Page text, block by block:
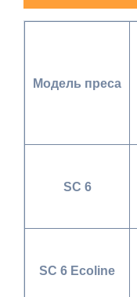
Модель преса
SC 6
SC 6 Ecoline